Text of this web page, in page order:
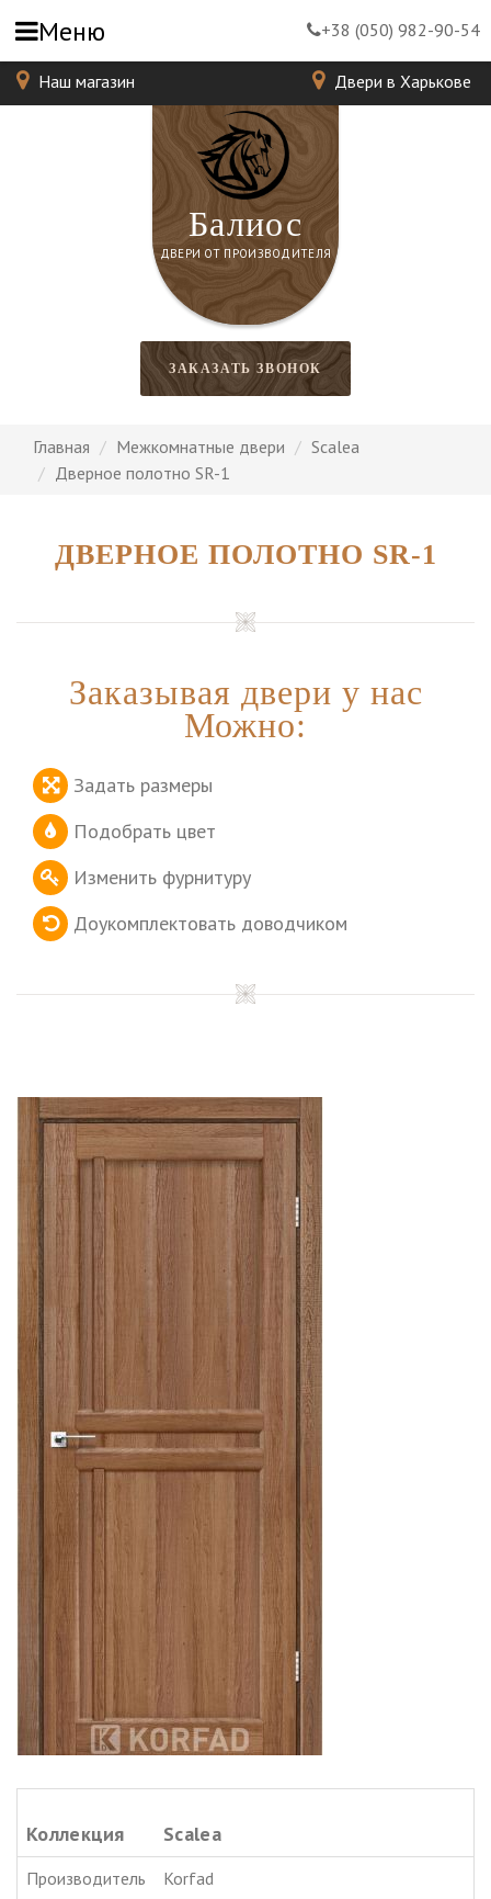
Балиос
ДВЕРИ ОТ ПРОИЗВОДИТЕЛЯ
Наш магазин Двери в Харькове
ЗАКАЗАТЬ ЗВОНОК
Главная Межкомнатные двери
Scalea
Дверное полотно SR-1
ДВЕРНОЕ ПОЛОТНО SR-1
Заказывая двери у нас
Можно:
Задать размеры
Подобрать цвет
Изменить фурнитуру
Доукомплектовать доводчиком
Коллекция Scalea
Производитель
Korfad
Меню +38 (050) 982-90-54